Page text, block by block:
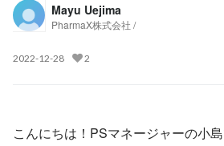
Mayu Uejima
PharmaX株式会社 /
2022-12-28 2
こんにちは！PSマネージャーの小島